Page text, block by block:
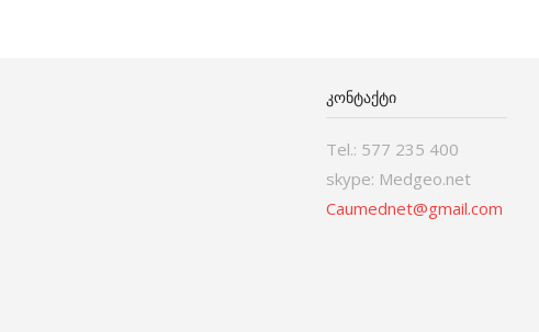
ᲙᲝᲜᲢᲐᲥᲢᲘ
Tel.: 577 235 400
skype: Medgeo.net
Caumednet@gmail.com